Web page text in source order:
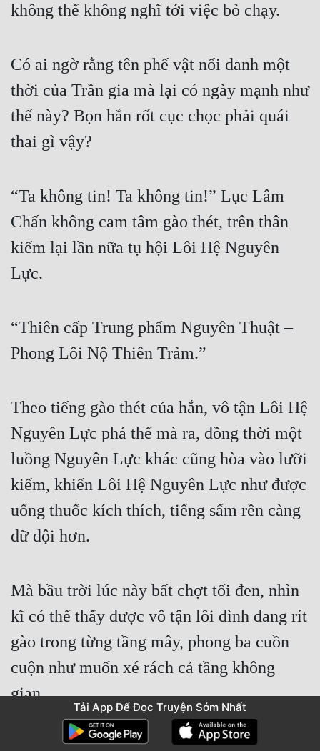
không thể không nghĩ tới việc bỏ chạy.
Có ai ngờ rằng tên phế vật nổi danh một
thời của Trần gia mà lại có ngày mạnh như
thế này? Bọn hắn rốt cục chọc phải quái
thai gì vậy?
“Ta không tin! Ta không tin!” Lục Lâm
Chấn không cam tâm gào thét, trên thân
kiếm lại lần nữa tụ hội Lôi Hệ Nguyên
Lực.
“Thiên cấp Trung phẩm Nguyên Thuật –
Phong Lôi Nộ Thiên Trảm.”
Theo tiếng gào thét của hắn, vô tận Lôi Hệ
Nguyên Lực phá thể mà ra, đồng thời một
luồng Nguyên Lực khác cũng hòa vào lưỡi
kiếm, khiến Lôi Hệ Nguyên Lực như được
uống thuốc kích thích, tiếng sấm rền càng
dữ dội hơn.
Mà bầu trời lúc này bất chợt tối đen, nhìn
kĩ có thể thấy được vô tận lôi đình đang rít
gào trong từng tầng mây, phong ba cuồn
cuộn như muốn xé rách cả tầng không
gian.
Tải App Để Đọc Truyện Sớm Nhất